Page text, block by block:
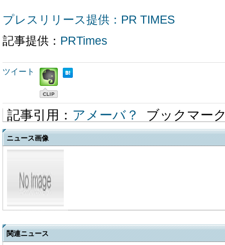
プレスリリース提供：PR TIMES
記事提供： PRTimes
ツイート
記事引用： アメーバ？ ブックマー
ニュース画像
関連ニュース